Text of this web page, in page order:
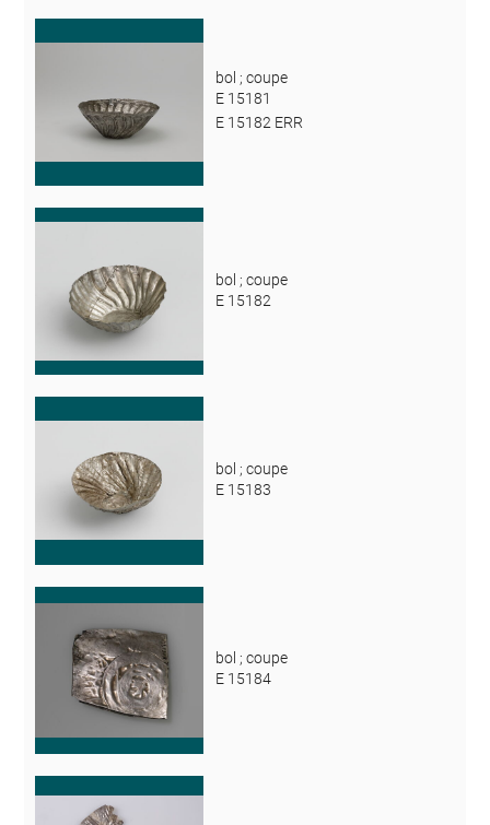
bol ; coupe
E 15181
E 15182 ERR
bol ; coupe
E 15182
bol ; coupe
E 15183
bol ; coupe
E 15184